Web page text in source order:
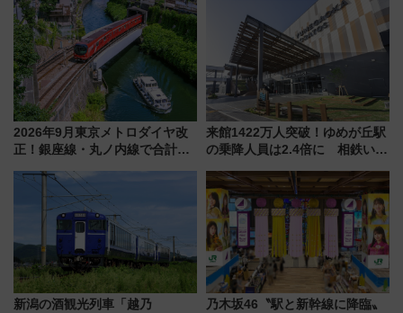
2026年9月東京メトロダイヤ改
正！銀座線・丸ノ内線で合計
待
来館1422万人突破！ゆめが丘駅
の乗降人員は2.4倍に 相鉄いず
年祭にそうにゃん＆DB.スター
マンが登場
新潟の酒観光列車「越乃
乃木坂46〝駅と新幹線に降臨〟